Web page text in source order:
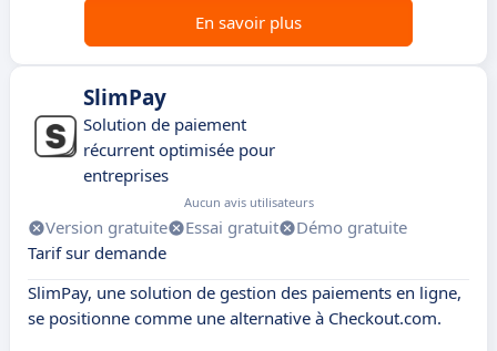
En savoir plus
SlimPay
Solution de paiement
récurrent optimisée pour
entreprises
Aucun avis utilisateurs
Version gratuite Essai gratuit
Démo gratuite
Tarif sur demande
SlimPay, une solution de gestion des paiements en ligne,
se positionne comme une alternative à Checkout.com.